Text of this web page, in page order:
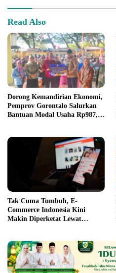
Read Also
Dorong Kemandirian Ekonomi,
Pemprov Gorontalo Salurkan
Bantuan Modal Usaha Rp987,5
Tak Cuma Tumbuh, E-
Commerce Indonesia Kini
Makin Diperketat Lewat